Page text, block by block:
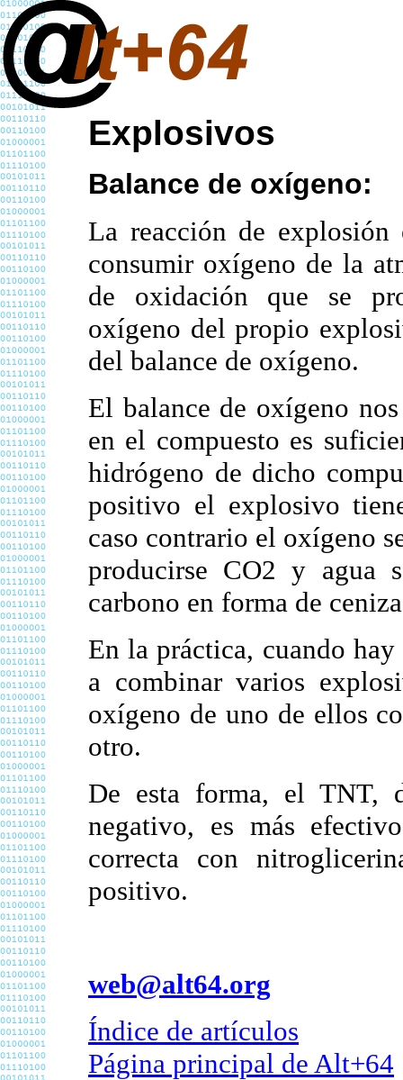
Explosivos
Balance de oxígeno:
La reacción de
consumir oxígeno de la
de oxidación que se
oxígeno del propio
del balance de oxígeno.
El balance de oxígeno
en el compuesto es
hidrógeno de dicho
positivo el explosivo
caso contrario el oxígeno
producirse CO2 y agua
carbono en forma de
En la práctica, cuando
a combinar varios
oxígeno de uno de ellos
otro.
De esta forma, el TNT,
negativo, es más
correcta con
positivo.
web@alt64.org
Índice de artículos
Página principal de Alt+64